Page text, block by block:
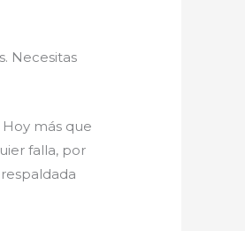
Necesitas
más que
falla, por